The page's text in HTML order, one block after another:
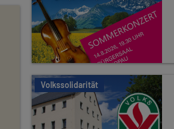
Volkssolidarität